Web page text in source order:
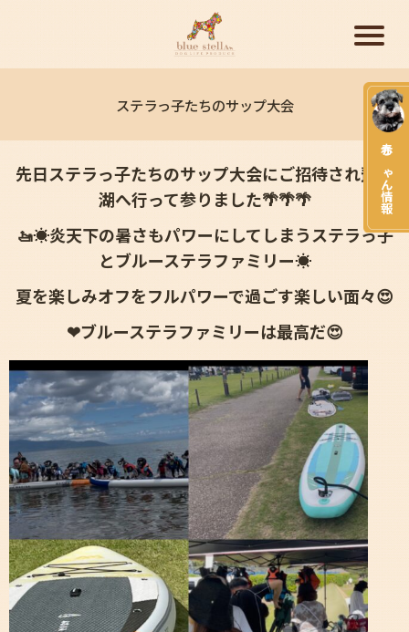
赤ちゃん情報
ステラっ子たちのサップ大会
先日ステラっ子たちのサップ大会にご招待され琵琶
湖へ行って参りました🌴🌴🌴
🚤☀炎天下の暑さもパワーにしてしまうステラっ子
とブルーステラファミ リー☀
夏を楽しみオフをフルパワーで過ごす楽しい面々😍
❤ブルーステラファミリーは最高だ😍